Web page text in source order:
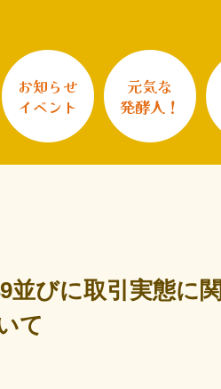
お知らせ
イベント
元気な
発酵人！
並びに取引実態に関
て